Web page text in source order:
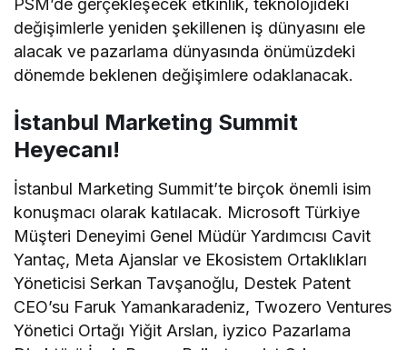
değişimlerle yeniden şekillenen iş dünyasını ele
alacak ve pazarlama dünyasında önümüzdeki
dönemde beklenen değişimlere odaklanacak.
İstanbul Marketing Summit
Heyecanı!
İstanbul Marketing Summit’te birçok önemli isim
konuşmacı olarak katılacak. Microsoft Türkiye
Müşteri Deneyimi Genel Müdür Yardımcısı Cavit
Yantaç, Meta Ajanslar ve Ekosistem Ortaklıkları
Yöneticisi Serkan Tavşanoğlu, Destek Patent
CEO’su Faruk Yamankaradeniz, Twozero Ventures
Yönetici Ortağı Yiğit Arslan, iyzico Pazarlama